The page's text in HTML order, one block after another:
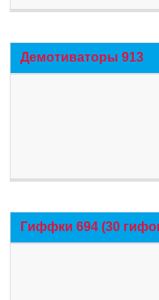
Демотиваторы 913
Гиффки 694 (30